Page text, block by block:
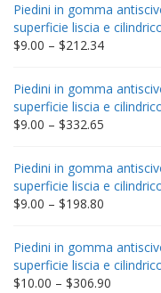
through
$235.75
Piedini in gomma
superficie liscia e
$9.00 – $212.34Price
through
$212.34
Piedini in gomma
superficie liscia e
$9.00 – $332.65
through
$332.65
Piedini in gomma
superficie liscia e
$9.00 – $198.80
through
$198.80
Piedini in gomma
superficie liscia e
$10.00 – $306.90